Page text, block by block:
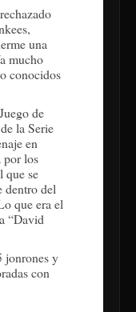
una
mucho
conocidos
de
la Serie
en
por los
que se
dentro del
que era el
“David
jonrones y
con